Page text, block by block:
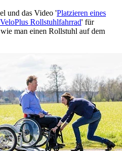
und das Video 'Platzieren eines
Rollstuhlfahrrad' für
man einen Rollstuhl auf dem